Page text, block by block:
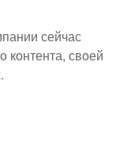
сейчас
контента, своей